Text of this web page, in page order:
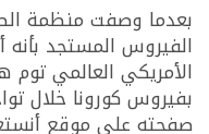
بعدما وصفت منظمة
الفيروس المستجد بأنه
الأمريكي العالمي
بفيروس كورونا خلال
صفحته على موقع